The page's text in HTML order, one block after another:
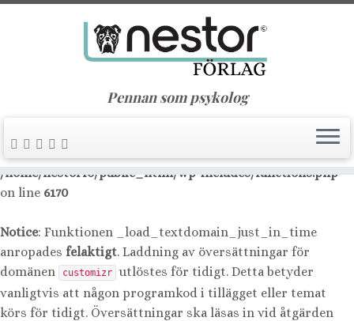
: Function _load_textdomain_just_in_time was
incorrectly. Translation loading for the
domain was triggered too early. This is usually an
indicator for some code in the plugin or theme running too
information. (This message was added in version 6.7.0.) in
/home/nestorfo/public_html/wp-includes/functions.php
on line 6170
Notice: Funktionen _load_textdomain_just_in_time
anropades felaktigt. Laddning av översättningar för
domänen
customizr
utlöstes för tidigt. Detta betyder
vanligtvis att någon programkod i tillägget eller temat
körs för tidigt. Översättningar ska läsas in vid åtgärden
Pennan som psykolog